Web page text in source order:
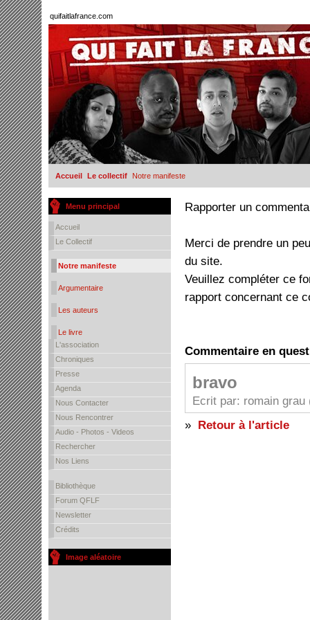
quifaitlafrance.com
Accueil Le collectif Notre manifeste
Menu principal
Accueil
Le Collectif
Notre manifeste
Argumentaire
Les auteurs
Le livre
L'association
Chroniques
Presse
Agenda
Nous Contacter
Nous Rencontrer
Audio - Photos - Videos
Rechercher
Nos Liens
Bibliothèque
Forum QFLF
Newsletter
Crédits
Image aléatoire
Rapporter un
Merci de prendre un
du site.
Veuillez compléter ce
rapport concernant ce
Commentaire en
bravo
Ecrit par: romain grau
» Retour à l'article